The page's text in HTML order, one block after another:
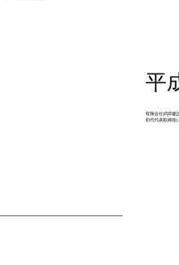
平
有限会社武田建
初代代表取締役